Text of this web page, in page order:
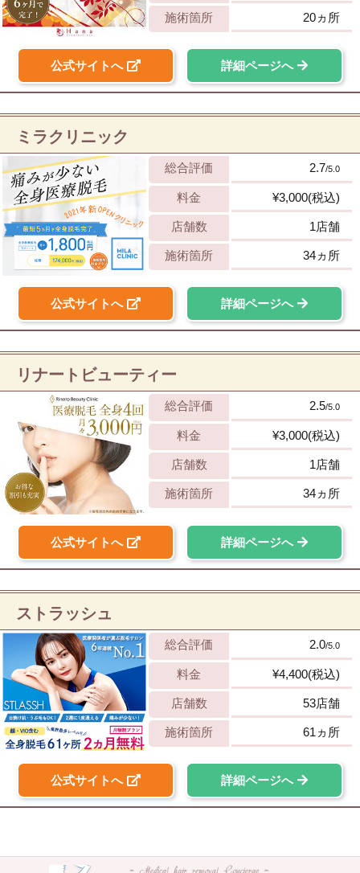
施術箇所 20ヵ所
公式サイトへ 詳細ページへ
ミラクリニック
総合評価 2.7/5.0
料金 ¥3,000(税込)
店舗数 1店舗
施術箇所 34ヵ所
公式サイトへ 詳細ページへ
リナートビューティー
総合評価 2.5/5.0
料金 ¥3,000(税込)
店舗数 1店舗
施術箇所 34ヵ所
公式サイトへ 詳細ページへ
ストラッシュ
総合評価 2.0/5.0
料金 ¥4,400(税込)
店舗数 53店舗
施術箇所 61ヵ所
公式サイトへ 詳細ページへ